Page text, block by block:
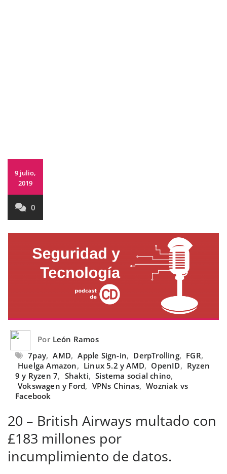
9 julio,
2019
0
Por León Ramos
7pay, AMD, Apple Sign-in, DerpTrolling, FGR,
Huelga Amazon, Linux 5.2 y AMD, OpenID, Ryzen
9 y Ryzen 7, Shakti, Sistema social chino,
Vokswagen y Ford, VPNs Chinas, Wozniak vs
Facebook
20 – British Airways multado con
£183 millones por
incumplimiento de datos.